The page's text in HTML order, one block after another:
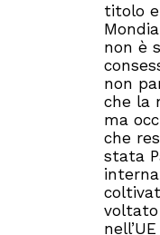
titolo
non è
non
che la
ma
che
stata
voltato